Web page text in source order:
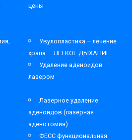
цены
Увулопластика – лечение
храпа — ЛЁГКОЕ ДЫХАНИЕ
Удаление аденоидов
лазером
Лазерное удаление
аденоидов (лазерная
аденотомия)
ФЕСС функциональная